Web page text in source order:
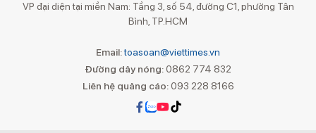
VP đại diện tại miền Nam: Tầng 3, số 54, đường C1, phường Tân
Bình, TP.HCM
Email:toasoan@viettimes.vn
Đường dây nóng: 0862 774 832
Liên hệ quảng cáo:093 228 8166